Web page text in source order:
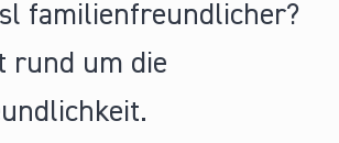
familienfreundlicher?
rund um die